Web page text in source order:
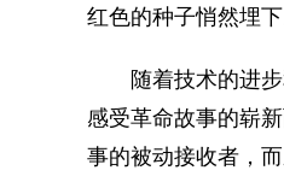
红色的种子悄然埋下
随着技术的进步
感受革命故事的崭
事的被动接收者，